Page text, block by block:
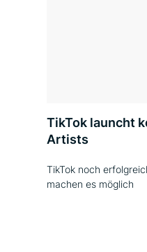
TikTok launcht
Artists
TikTok noch
machen es möglich